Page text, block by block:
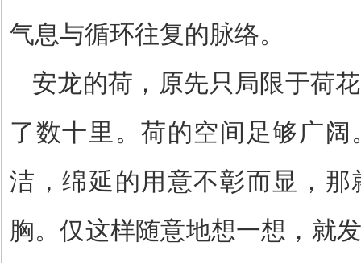
气息与循环往复的脉络。
安龙的荷，原先只局限于荷
了数十里。荷的空间足够广
洁，绵延的用意不彰而显，
胸。仅这样随意地想一想，就